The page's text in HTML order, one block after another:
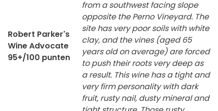
Robert Parker's
Wine Advocate
95+/100 punten
from a southwest facing slope
opposite the Perno Vineyard. The
site has very poor soils with white
clay, and the vines (aged 65
years old on average) are forced
to push their roots very deep as
a result. This wine has a tight and
very firm personality with dark
fruit, rusty nail, dusty mineral and